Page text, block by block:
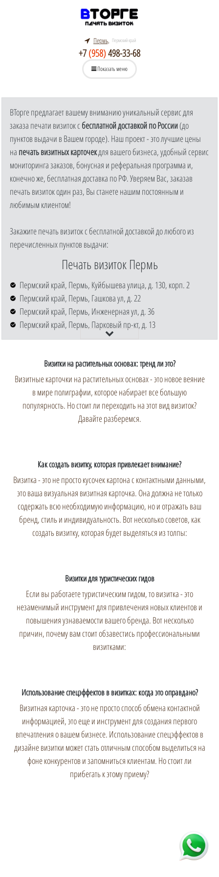
Пермь, Пермский край
+7(958)498-33-68
Показать меню
ВТорге предлагает вашему вниманию уникальный сервис для
заказа печати визиток с бесплатной доставкой по России(до
пунктов выдачи в Вашем городе). Наш проект - это лучшие цены
на печать визитных карточекдля вашего бизнеса, удобный сервис
мониторинга заказов, бонусная и реферальная программа и,
конечно же, бесплатная доставка по РФ. Уверяем Вас, заказав
печать визиток один раз, Вы станете нашим постоянным и
любимым клиентом!
Закажите печать визиток с бесплатной доставкой до любого из
перечисленных пунктов выдачи:
Печать визиток Пермь
Пермский край, Пермь, Куйбышева улица, д. 130, корп. 2
Пермский край, Пермь, Гашкова ул, д. 22
Пермский край, Пермь, Инженерная ул, д. 36
Пермский край, Пермь, Парковый пр-кт, д. 13
Визитки на растительных основах: тренд ли это?
Визитные карточки на растительных основах - это новое веяние
в мире полиграфии, которое набирает все большую
популярность. Но стоит ли переходить на этот вид визиток?
Давайте разберемся.
Как создать визитку, которая привлекает внимание?
Визитка - это не просто кусочек картона с контактными данными,
это ваша визуальная визитная карточка. Она должна не только
содержать всю необходимую информацию, но и отражать ваш
бренд, стиль и индивидуальность. Вот несколько советов, как
создать визитку, которая будет выделяться из толпы:
Визитки для туристических гидов
Если вы работаете туристическим гидом, то визитка - это
незаменимый инструмент для привлечения новых клиентов и
повышения узнаваемости вашего бренда. Вот несколько
причин, почему вам стоит обзавестись профессиональными
визитками:
Использование спецэффектов в визитках: когда это оправдано?
Визитная карточка - это не просто способ обмена контактной
информацией, это еще и инструмент для создания первого
впечатления о вашем бизнесе. Использование спецэффектов в
дизайне визитки может стать отличным способом выделиться на
фоне конкурентов и запомниться клиентам. Но стоит ли
прибегать к этому приему?